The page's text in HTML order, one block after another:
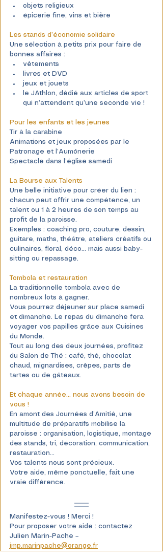
objets religieux
épicerie fine, vins et bière
Les stands d’économie solidaire
Une sélection à petits prix pour faire de
bonnes affaires :
vêtements
livres et DVD
jeux et jouets
le JAthlon, dédié aux articles de sport
qui n’attendent qu’une seconde vie !
Pour les enfants et les jeunes
Tir à la carabine
Animations et jeux proposées par le
Patronage et l’Aumônerie
Spectacle dans l’église samedi
La Bourse aux Talents
Une belle initiative pour créer du lien :
chacun peut offrir une compétence, un
talent ou 1 à 2 heures de son temps au
profit de la paroisse.
Exemples : coaching pro, couture, dessin,
guitare, maths, théâtre, ateliers créatifs ou
culinaires, floral, déco… mais aussi baby-
sitting ou repassage.
Tombola et restauration
La traditionnelle tombola avec de
nombreux lots à gagner.
Vous pourrez déjeuner sur place samedi
et dimanche. Le repas du dimanche fera
voyager vos papilles grâce aux Cuisines
du Monde.
Tout au long des deux journées, profitez
du Salon de Thé : café, thé, chocolat
chaud, mignardises, crêpes, parts de
tartes ou de gâteaux.
Et chaque année… nous avons besoin de
vous !
En amont des Journées d’Amitié, une
multitude de préparatifs mobilise la
paroisse : organisation, logistique, montage
des stands, tri, décoration, communication,
restauration…
Vos talents nous sont précieux.
Votre aide, même ponctuelle, fait une
vraie différence.
Manifestez-vous ! Merci !
Pour proposer votre aide : contactez
Julien Marin-Pache –
jmp.marinpache@orange.fr